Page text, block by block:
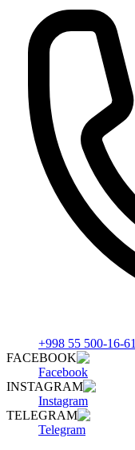
+998 55 500-16-61
FACEBOOK
Facebook
INSTAGRAM
Instagram
TELEGRAM
Telegram